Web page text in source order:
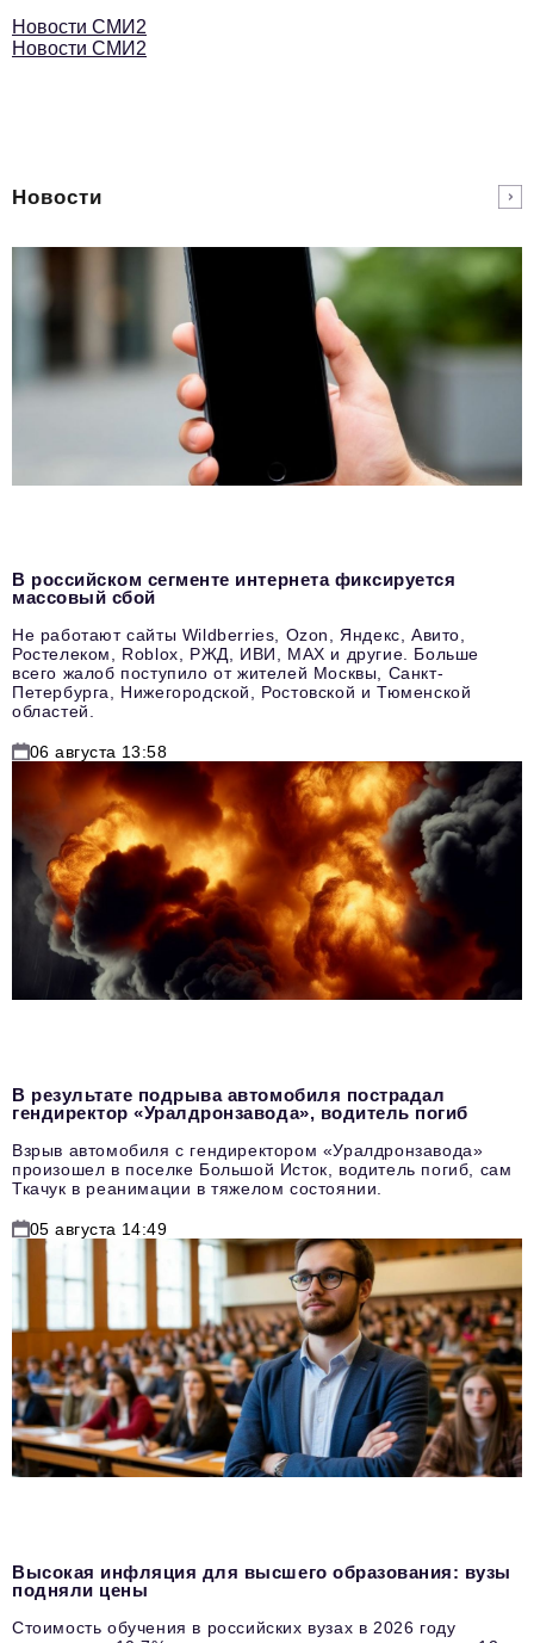
Новости СМИ2
Новости СМИ2
Новости
В российском сегменте интернета фиксируется
массовый сбой
Не работают сайты Wildberries, Ozon, Яндекс, Авито,
Ростелеком, Roblox, РЖД, ИВИ, MAX и другие. Больше
всего жалоб поступило от жителей Москвы, Санкт-
Петербурга, Нижегородской, Ростовской и Тюменской
областей.
06 августа 13:58
В результате подрыва автомобиля пострадал
гендиректор «Уралдронзавода», водитель погиб
Взрыв автомобиля с гендиректором «Уралдронзавода»
произошел в поселке Большой Исток, водитель погиб, сам
Ткачук в реанимации в тяжелом состоянии.
05 августа 14:49
Высокая инфляция для высшего образования: вузы
подняли цены
Стоимость обучения в российских вузах в 2026 году